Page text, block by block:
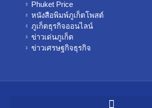
Phuket Price
หนังสือพิมพ์ภูเก็ตโพสต์
ภูเก็ตธุรกิจออนไลน์
ข่าวเด่นภูเก็ต
ข่าวเศรษฐกิจธุรกิจ